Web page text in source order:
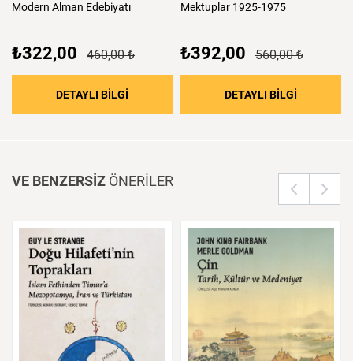
Modern Alman Edebiyatı
₺322,00 460,00 ₺
DETAYLI BİLGİ : Modern Alman Edebiyatı
Mektuplar 1925-1975
₺392,00 560,00 ₺
DETAYLI BİLGİ
VE BENZERSİZ ÖNERİLER